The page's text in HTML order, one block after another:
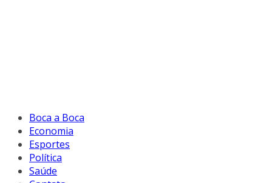
Boca a Boca
Economia
Esportes
Política
Saúde